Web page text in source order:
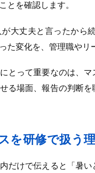
とを確認します。
大丈夫と言ったから
た変化を、管理職や
とって重要なのは、
る場面、報告の判断
を研修で扱う
だけで伝えると「暑